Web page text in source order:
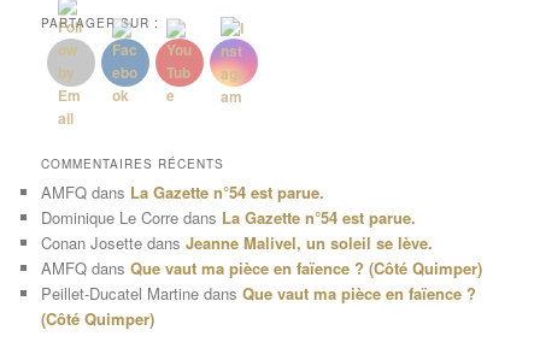
PARTAGER SUR :
COMMENTAIRES RÉCENTS
AMFQ dans La Gazette n°54 est parue.
Dominique Le Corre dans La Gazette n°54 est parue.
Conan Josette dansJeanne Malivel, un soleil se lève.
AMFQ dansQue vaut ma pièce en faïence ? (Côté Quimper)
Peillet-Ducatel Martine dansQue vaut ma pièce en faïence ?
(Côté Quimper)